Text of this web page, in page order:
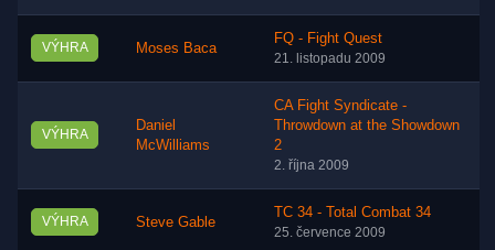
VÝHRA Moses Baca
FQ - Fight Quest
21. listopadu 2009
VÝHRA
Daniel
McWilliams
CA Fight Syndicate -
Throwdown at the Showdown
2
2. října 2009
VÝHRA Steve Gable
TC 34 - Total Combat 34
25. července 2009